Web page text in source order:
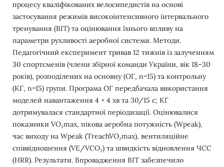
процесу кваліфікованих велосипедистів на основі
застосування режимів високоінтенсивного інтервального
тренування (ВІТ) та оцінювання їхнього впливу на
параметри рухливості аеробної системи. Методи.
Педагогічний експеримент тривав 12 тижнів із залученням
30 спортсменів (члени збірної команди України, вік 18–30
років), розподілених на основну (ОГ, n=15) та контрольну
(КГ, n=15) групи. Програма ОГ передбачала використання
моделей навантаження 4 × 4 хв та 30/15 с; КГ
дотримувалася стандартної періодизації. Оцінювалися
показники VO₂max, пікова аеробна потужність (Wpeak),
час виходу на Wpeak (TreachVO₂max), вентиляційне
співвідношення (VE/VCO₂) та швидкість відновлення ЧСС
(HRR). Результати. Впровадження ВІТ забезпечило